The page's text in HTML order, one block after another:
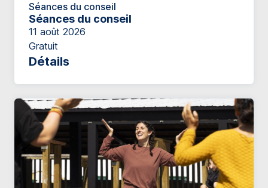
Séances du conseil
Séances du conseil
11 août 2026
Gratuit
Détails